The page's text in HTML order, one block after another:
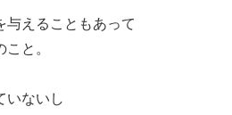
与えることもあって
と。
いないし